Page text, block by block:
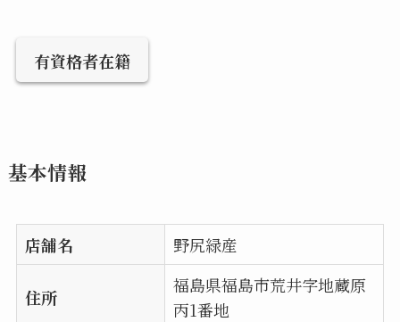
有資格者在籍
基本情報
店舗名 野尻緑産
住所
福島県福島市荒井字地蔵原
丙1番地